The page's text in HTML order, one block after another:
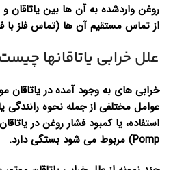
روغن واردشده به آن ها بین یاتاقان
از تماس مستقیم آن ها (تماس فلز با
علل خرابی یاتاقانها
خرابی های به وجود آمده در یاتاقان
عوامل مختلفی از جمله نحوه رانندگی
Pomp) مربوط می شود بستگی دارد.